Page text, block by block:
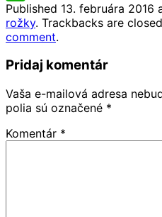
WhatsApp
Published 13. februára 2016
rožky. Trackbacks are
comment.
Pridaj komentár
Vaša e-mailová adresa
polia sú označené *
Komentár *